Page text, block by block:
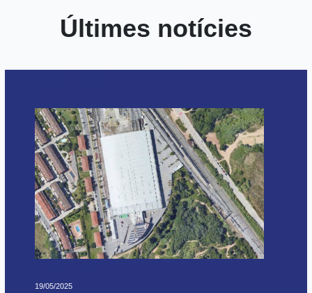
Últimes notícies
19/05/2025